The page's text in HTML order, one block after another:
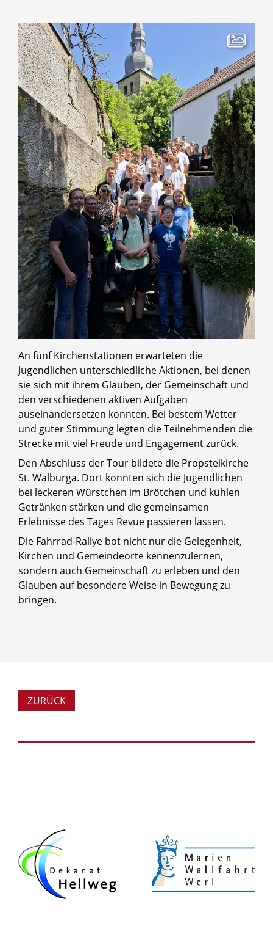
An fünf Kirchenstationen erwarteten die
Jugendlichen unterschiedliche Aktionen, bei denen
sie sich mit ihrem Glauben, der Gemeinschaft und
den verschiedenen aktiven Aufgaben
auseinandersetzen konnten. Bei bestem Wetter
und guter Stimmung legten die Teilnehmenden die
Strecke mit viel Freude und Engagement zurück.
Den Abschluss der Tour bildete die Propsteikirche
St. Walburga. Dort konnten sich die Jugendlichen
bei leckeren Würstchen im Brötchen und kühlen
Getränken stärken und die gemeinsamen
Erlebnisse des Tages Revue passieren lassen.
Die Fahrrad-Rallye bot nicht nur die Gelegenheit,
Kirchen und Gemeindeorte kennenzulernen,
sondern auch Gemeinschaft zu erleben und den
Glauben auf besondere Weise in Bewegung zu
bringen.
ZURÜCK